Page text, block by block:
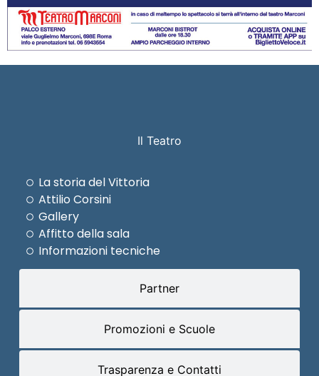
Il Teatro
Partner
Promozioni e Scuole
Trasparenza e Contatti
La storia del Vittoria
Attilio Corsini
Gallery
Affitto della sala
Informazioni tecniche